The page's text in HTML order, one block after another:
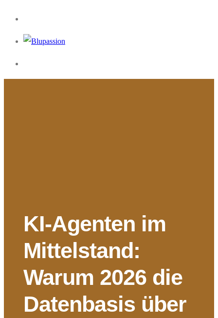
KI-Agenten im
Mittelstand:
Warum 2026 die
Datenbasis über